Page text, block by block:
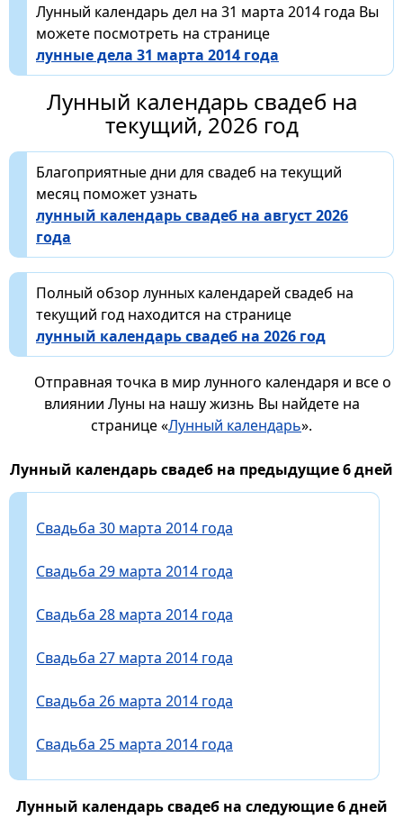
Лунный календарь дел на 31 марта 2014 года Вы
можете посмотреть на странице
лунные дела 31 марта 2014 года
Лунный календарь свадеб на
текущий, 2026 год
Благоприятные дни для свадеб на текущий
месяц поможет узнать
лунный календарь свадеб на август 2026
года
Полный обзор лунных календарей свадеб на
текущий год находится на странице
лунный календарь свадеб на 2026 год
Отправная точка в мир лунного календаря и все о
влиянии Луны на нашу жизнь Вы найдете на
странице «Лунный календарь».
Лунный календарь свадеб на предыдущие 6 дней
Свадьба 30 марта 2014 года
Свадьба 29 марта 2014 года
Свадьба 28 марта 2014 года
Свадьба 27 марта 2014 года
Свадьба 26 марта 2014 года
Свадьба 25 марта 2014 года
Лунный календарь свадеб на следующие 6 дней